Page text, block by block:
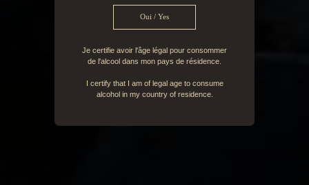
FR EN
Oui / Yes
Je certifie avoir l'âge légal pour consommer
de l'alcool dans mon pays de résidence.
I certify that I am of legal age to consume
alcohol in my country of residence.